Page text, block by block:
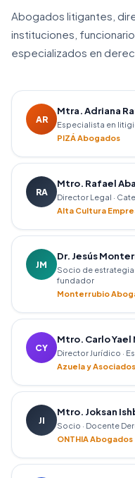
Responsabilidad
Reforma Judicial
CFCRL
Abogados litigantes,
instituciones,
especializados en
AR
Mtra. Adriana
Especialista en
PIZÁ Abogados
RA
Mtro. Rafael
Director Legal ·
Alta Cultura
JM
Dr. Jesús
Socio de
fundador
Monterrubio
CY
Mtro. Carlo Yael
Director Jurídico ·
Azuela y Asociados
JI
Mtro. Joksan
Socio · Docente
ONTHIA Abogados